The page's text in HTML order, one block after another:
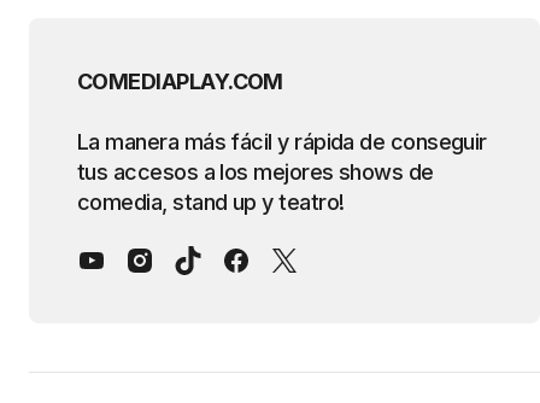
COMEDIAPLAY.COM
La manera más fácil y rápida de conseguir
tus accesos a los mejores shows de
comedia, stand up y teatro!